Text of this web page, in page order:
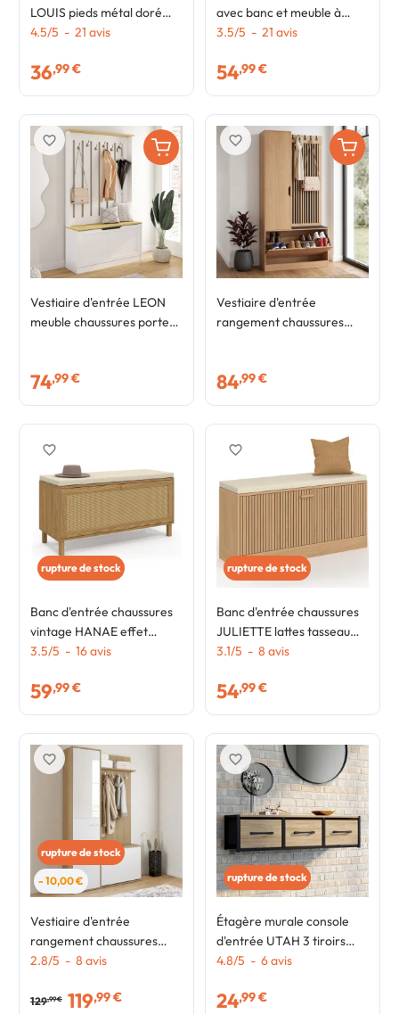
LOUIS pieds métal doré
100 cm velours noir
4.5/5 - 21 avis
36,99 €
avec banc et meuble à
chaussures 1 porte design
3.5/5 - 21 avis
54,99 €
Vestiaire d'entrée LEON
meuble chaussures porte-
salon, la chambre
74,99 €
favorite_border
Vestiaire d'entrée
rangement chaussures
84,99 €
favorite_border
rupture de stock
Banc d'entrée chaussures
vintage HANAE effet
naturel cannage
3.5/5 - 16avis
59,99 €
favorite_border
rupture de stock
Banc d'entrée chaussures
JULIETTE lattes tasseau
bois coloris chêne
3.1/5 - 8 avis
54,99 €
favorite_border
rupture de stock
- 10,00 €
Vestiaire d'entrée
rangement chaussures
avec miroir et étagères
et blanc
2.8/5 - 8 avis
129,99 € 119,99 €
favorite_border
rupture de stock
Étagère murale console
d'entrée UTAH 3 tiroirs
design industriel
4.8/5 - 6avis
24,99 €
favorite_border